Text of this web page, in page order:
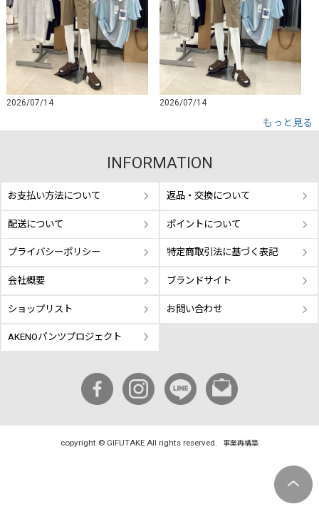
2026/07/14 2026/07/14
もっと見る
INFORMATION
お支払い方法について 返品・交換について
配送について ポイントについて
プライバシーポリシー 特定商取引法に基づく表記
会社概要 ブランドサイト
ショップリスト お問い合わせ
AKENOパンツプロジェクト
copyright © GIFUTAKE All rights reserved. 事業再構築